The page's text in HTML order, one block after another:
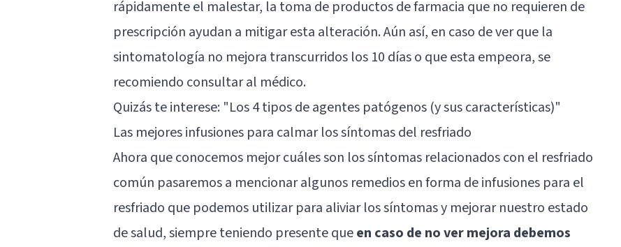
rápidamente el malestar, la toma de productos de farmacia que no requieren de
prescripción ayudan a mitigar esta alteración. Aún así, en caso de ver que la
sintomatología no mejora transcurridos los 10 días o que esta empeora, se
recomiendo consultar al médico.
Quizás te interese: "Los 4 tipos de agentes patógenos (y sus características)"
Las mejores infusiones para calmar los síntomas del resfriado
Ahora que conocemos mejor cuáles son los síntomas relacionados con el resfriado
común pasaremos a mencionar algunos remedios en forma de infusiones para el
resfriado que podemos utilizar para aliviar los síntomas y mejorar nuestro estado
de salud, siempre teniendo presente queen caso de no ver mejora debemos